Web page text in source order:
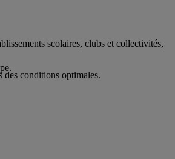
scolaires, clubs et collectivités,
des conditions optimales.